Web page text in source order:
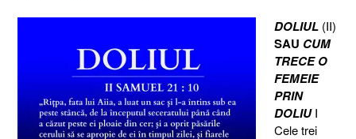
DOLIUL(II)
SAU CUM
TRECE O
FEMEIE
PRIN
DOLIUI
Cele trei